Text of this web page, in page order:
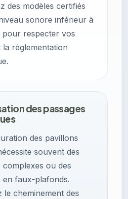
des modèles certifiés
sonore inférieur à
pour respecter vos
la réglementation
des passages
des pavillons
souvent des
complexes ou des
en faux-plafonds.
le cheminement des